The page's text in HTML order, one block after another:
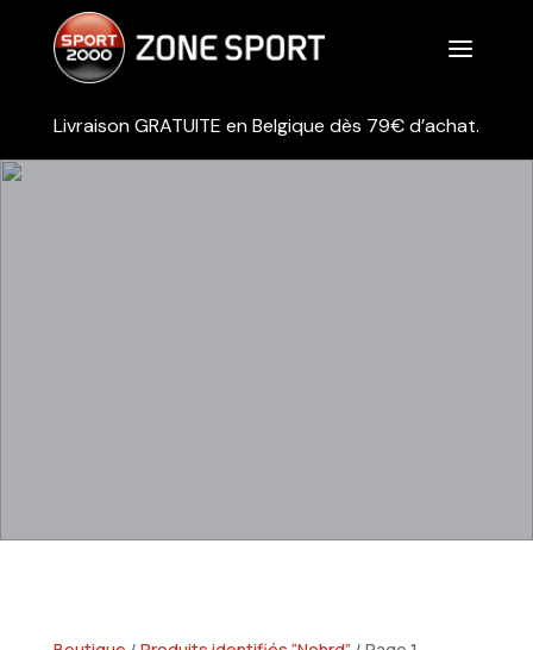
a
Livraison GRATUITE en Belgique dès 79€ d’achat.